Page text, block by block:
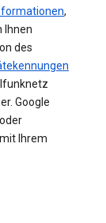
,
Ihnen
des
Google
oder
Ihrem